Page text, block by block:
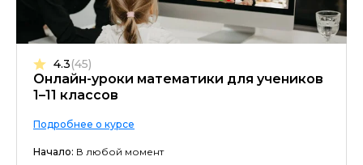
Онлайн-уроки математики для учеников
1–11 классов
4.3(45)
Подробнее о курсе
Начало: В любой момент